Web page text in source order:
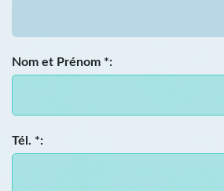
Nom et Prénom *:
Tél. *: